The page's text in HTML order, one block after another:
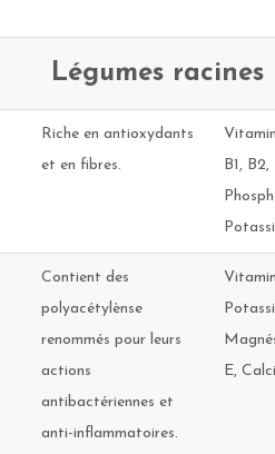
Légumes racines
Riche en antioxydants
et en fibres.
B1,
Contient des
polyacétylènse
renommés pour leurs
actions
antibactériennes et
anti-inflammatoires.
E,